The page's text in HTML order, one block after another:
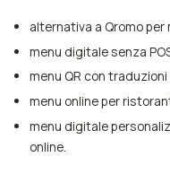
alternativa a Qromo per
menu digitale senza
menu QR con
menu online per
menu digitale
online.